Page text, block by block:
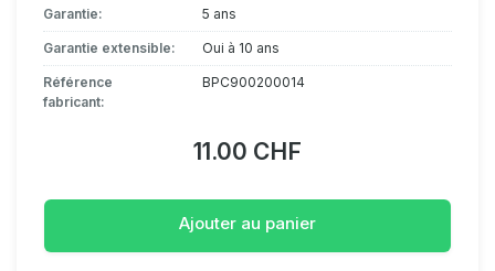
Garantie: 5 ans
Garantie extensible: Oui à 10 ans
Référence
fabricant:
BPC900200014
11.00 CHF
Ajouter au panier